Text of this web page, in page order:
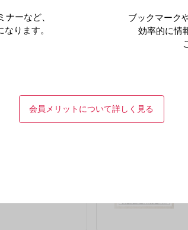
年3月）
ーなど、
ります。
ブックマーク
効率的に情
会員メリットについて詳しく見る